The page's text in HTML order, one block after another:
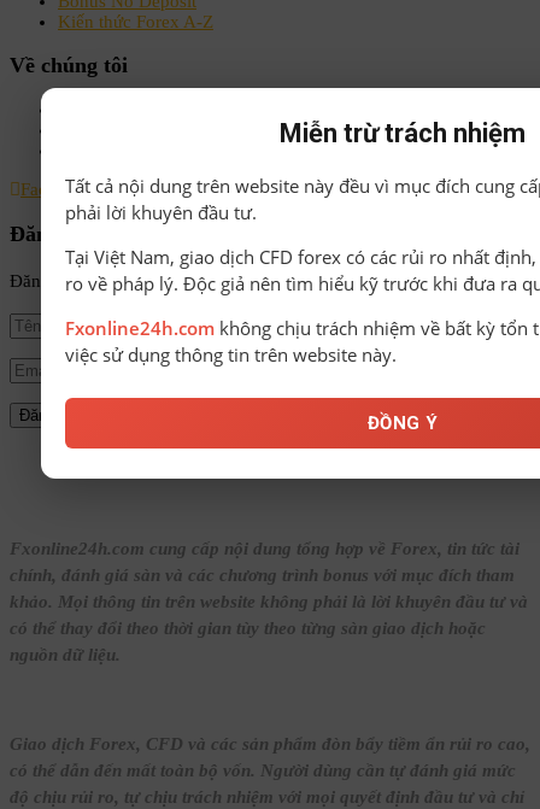
Kiến thức Forex A-Z
Về chúng tôi
Facebook
Instagram Linkedin Youtube Email
Đăng ký nhận tin
Đăng ký để nhận tin tức mới nhất từ FxOnline24h!
Fxonline24h.com cung cấp nội dung tổng hợp về Forex, tin tức tài
chính, đánh giá sàn và các chương trình bonus với mục đích tham
khảo. Mọi thông tin trên website không phải là lời khuyên đầu tư và
có thể thay đổi theo thời gian tùy theo từng sàn giao dịch hoặc
nguồn dữ liệu.
Giao dịch Forex, CFD và các sản phẩm đòn bẩy tiềm ẩn rủi ro cao,
có thể dẫn đến mất toàn bộ vốn. Người dùng cần tự đánh giá mức
độ chịu rủi ro, tự chịu trách nhiệm với mọi quyết định đầu tư và chỉ
Miễn trừ trách nhiệm
Tất cả nội dung trên website này đều vì mục đích cung
phải lời khuyên đầu tư.
Tại Việt Nam, giao dịch CFD forex có các rủi ro nhất
ro về pháp lý. Độc giả nên tìm hiểu kỹ trước khi đưa ra
Fxonline24h.com không chịu trách nhiệm về bất kỳ tổn
việc sử dụng thông tin trên website này.
ĐỒNG Ý